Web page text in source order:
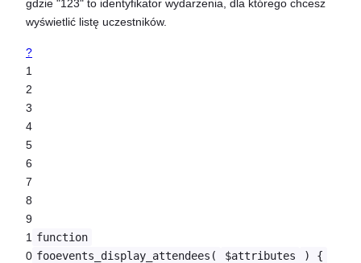
gdzie "123" to identyfikator wydarzenia, dla którego chcesz
wyświetlić listę uczestników.
?
1
2
3
4
5
6
7
8
9
1
0
function
fooevents_display_attendees(
$attributes ) {